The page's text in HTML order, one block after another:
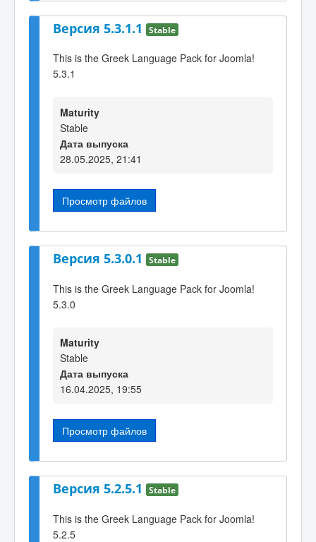
Версия 5.3.1.1 Stable
This is the Greek Language Pack for Joomla!
5.3.1
Maturity
Stable
Дата выпуска
28.05.2025, 21:41
Просмотр файлов
Версия 5.3.0.1 Stable
This is the Greek Language Pack for Joomla!
5.3.0
Maturity
Stable
Дата выпуска
16.04.2025, 19:55
Просмотр файлов
Версия 5.2.5.1 Stable
This is the Greek Language Pack for Joomla!
5.2.5